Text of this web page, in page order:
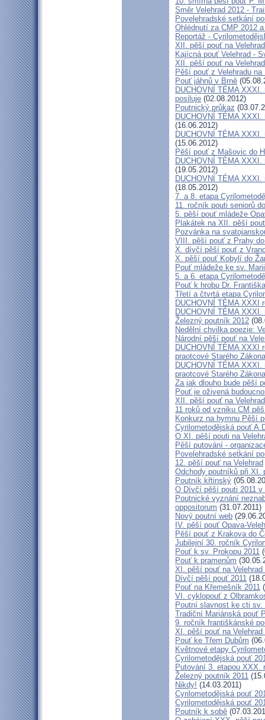
Směr Velehrad 2012 -
Povelehradské setkání
Ohlédnutí za CMP 2012
Reportáž -
XII. pěší pouť na
Kajícná pouť Velehrad -
XII. pěší pouť na
Pěší pouť z Velehradu na
Pouť jáhnů v Brně
DUCHOVNÍ TÉMA
posiluje (02.08.2012)
Poutnický průkaz
DUCHOVNÍ TÉMA
(16.06.2012)
DUCHOVNÍ TÉMA
(15.06.2012)
Pěší pouť z Mašovic do
DUCHOVNÍ TÉMA
(19.05.2012)
DUCHOVNÍ TÉMA
(18.05.2012)
7. a 8. etapa
11. ročník pouti seniorů
5. pěší pouť mládeže
Plakátek na XII. pěší
Pozvánka na
VIII. pěší pouť z Prahy
X. dívčí pěší pouť z
X. pěší pouť Kobylí do
Pouť mládeže ke sv.
5. a 6. etapa
Pouť k hrobu Dr.
Třetí a čtvrtá etapa
DUCHOVNÍ TÉMA XXXI
DUCHOVNÍ TÉMA
Železný poutník 2012
Nedělní chvilka poezie:
Národní pěší pouť na
DUCHOVNÍ TÉMA XXXI
praotcové Starého Zákona
DUCHOVNÍ TÉMA
praotcové Starého Zákona
Za jak dlouho bude pěší
Pouť je oživená
XII. pěší pouť na
11 roků od vzniku CM
Konkurz na hymnu Pěší
Cyrilometodějská pouť
O XI. pěší pouti na
Pěší putování -
Povelehradské setkání
12. pěší pouť na Velehrad
Odchody poutníků při XI.
Poutník křtinský
O Dívčí pěší pouti 2011 v
Poutnické vyznání
oppositorum (31.07.2011)
Nový poutní web
IV. pěší pouť Opava-
Pěší pouť z Krakova do
Jubilejní 30. ročník
Pouť k sv. Prokopu 2011
Pouť k pramenům
XI. pěší pouť na Velehrad
Dívčí pěší pouť 2011
Pouť na Křemešník 2011
VI. cyklopouť z
Poutní slavnost ke cti sv.
Tradiční Mariánská pouť
9. ročník františkánské
XI. pěší pouť na
Pouť ke Třem Dubům
Květnové etapy
Cyrilometodějská pouť
Putování 3. etapou XXX.
Železný poutník 2011
Nikdy! (14.03.2011)
Cyrilometodějská pouť
Cyrilometodějská pouť
Poutník k sobě